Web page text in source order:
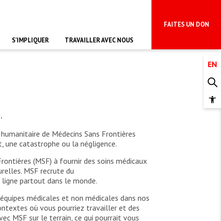
EN
obligation de
civiles et les
de guerre
qui en dit
S’IMPLIQUER
ou votre université.
MSF en faisant du bénévolat
l’un de nos bureaux, à Toronto ou à
TRAVAILLER AVEC NOUS
Nous recrutons : Logisticien ou
logisticienne technique
dans les bureaux
FAITES UN DON
de Médecins Sans Frontières
une catastrophe ou la négligence.
(MSF) à fournir des soins médicaux
MSF recrute du
partout dans le monde.
médicales et non médicales dans nos
où vous pourriez travailler et des
MSF sur le terrain, ce qui pourrait vous